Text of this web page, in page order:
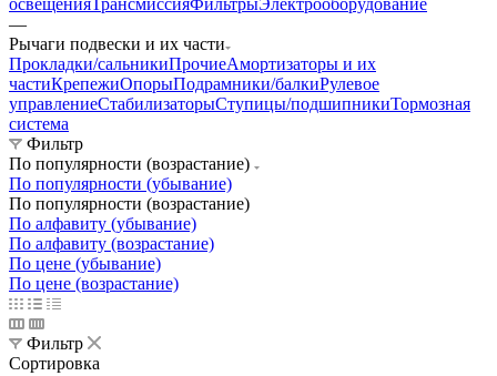
—
Рычаги подвески и их части
Прокладки/сальникиПрочиеАмортизаторы и их
частиКрепежиОпорыПодрамники/балкиРулевое
управлениеСтабилизаторыСтупицы/подшипникиТормозная
система
Фильтр
По популярности (возрастание)
По популярности (убывание)
По популярности (возрастание)
По алфавиту (убывание)
По алфавиту (возрастание)
По цене (убывание)
По цене (возрастание)
Фильтр
Сортировка